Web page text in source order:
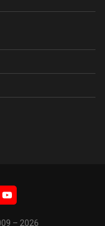
– 2026